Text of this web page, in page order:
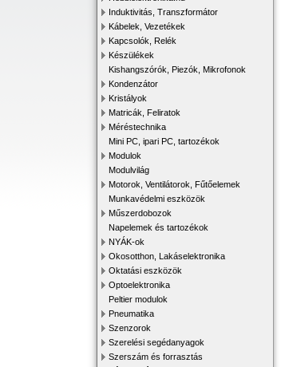
Induktivitás, Transzformátor
Kábelek, Vezetékek
Kapcsolók, Relék
Készülékek
Kishangszórók, Piezók, Mikrofonok
Kondenzátor
Kristályok
Matricák, Feliratok
Méréstechnika
Mini PC, ipari PC, tartozékok
Modulok
Modulvilág
Motorok, Ventilátorok, Fűtőelemek
Munkavédelmi eszközök
Műszerdobozok
Napelemek és tartozékok
NYÁK-ok
Okosotthon, Lakáselektronika
Oktatási eszközök
Optoelektronika
Peltier modulok
Pneumatika
Szenzorok
Szerelési segédanyagok
Szerszám és forrasztás